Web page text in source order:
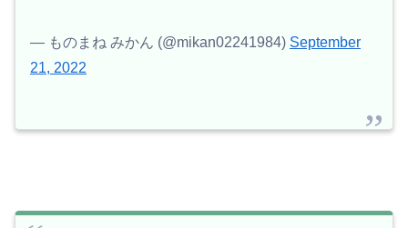
— ものまね みかん (@mikan02241984) September
21, 2022